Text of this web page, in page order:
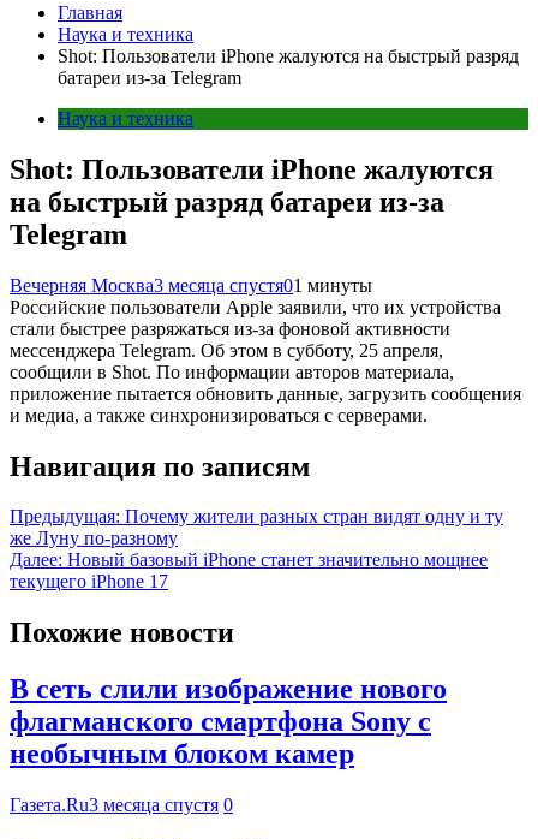
Главная
Наука и техника
Shot: Пользователи iPhone жалуются на быстрый разряд
батареи из-за Telegram
Наука и техника
Shot: Пользователи iPhone жалуются
на быстрый разряд батареи из-за
Telegram
Вечерняя Москва3 месяца спустя01 минуты
Российские пользователи Apple заявили, что их устройства
стали быстрее разряжаться из-за фоновой активности
мессенджера Telegram. Об этом в субботу, 25 апреля,
сообщили в Shot. По информации авторов материала,
приложение пытается обновить данные, загрузить сообщения
и медиа, а также синхронизироваться с серверами.
Навигация по записям
Предыдущая: Почему жители разных стран видят одну и ту
же Луну по-разному
Далее: Новый базовый iPhone станет значительно мощнее
текущего iPhone 17
Похожие новости
В сеть слили изображение нового
флагманского смартфона Sony с
необычным блоком камер
Газета.Ru3 месяца спустя 0